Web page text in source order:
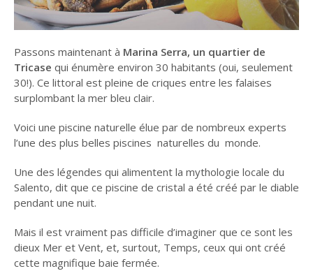
Passons maintenant à Marina Serra, un quartier de
Tricase qui énumère environ 30 habitants (oui, seulement
30!). Ce littoral est pleine de criques entre les falaises
surplombant la mer bleu clair.
Voici une piscine naturelle élue par de nombreux experts
l’une des plus belles piscines naturelles du monde.
Une des légendes qui alimentent la mythologie locale du
Salento, dit que ce piscine de cristal a été créé par le diable
pendant une nuit.
Mais il est vraiment pas difficile d’imaginer que ce sont les
dieux Mer et Vent, et, surtout, Temps, ceux qui ont créé
cette magnifique baie fermée.